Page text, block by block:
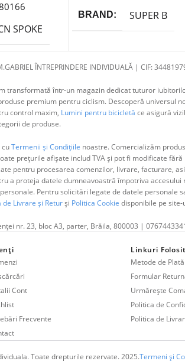
SPOKE
BRAND SUPER B
ÎNTREPRINDERE INDIVIDUALĂ | CIF:
transformată într-un magazin dedicat tuturor
premium pentru ciclism. Descoperă universul
control maxim, Lumini pentru bicicletă ce asigură
de produse.
cuTermenii și Condițiile noastre. Comercializăm
prețurile afișate includ TVA și pot fi modificate
pentru procesarea comenzilor, livrare, facturare,
a proteja datele dumneavoastră împotriva
Pentru solicitări legate de datele
de Livrare și Returși Politica Cookie disponibile pe site-
nr. 23, bloc A3, parter, Brăila, 800003 |
Cont
Frecvente
Linkuri
Metode de Plată
Formular
Urmărește
Politica de
Politica de
Toate drepturile rezervate. 2025.Termeni și